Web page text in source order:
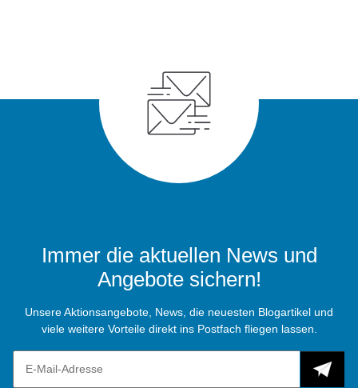
Immer die aktuellen News und
Angebote sichern!
Unsere Aktionsangebote, News, die neuesten Blogartikel und
viele weitere Vorteile direkt ins Postfach fliegen lassen.